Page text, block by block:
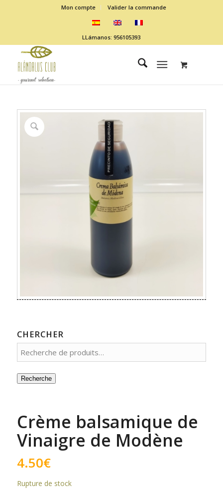
Mon compte Valider la commande
LLámanos: 956105393
CHERCHER
Recherche
Crème balsamique de
Vinaigre de Modène
4.50€
Rupture de stock